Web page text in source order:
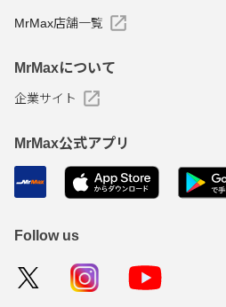
MrMax店舗一覧
MrMaxについて
企業サイト
MrMax公式アプリ
Follow us